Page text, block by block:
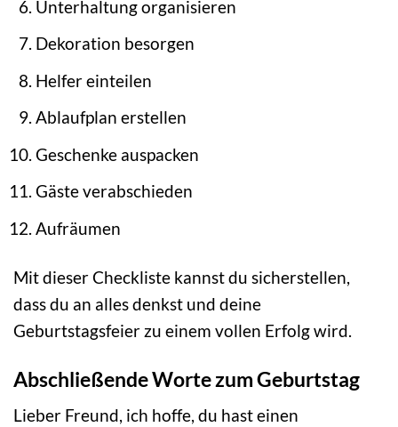
Unterhaltung organisieren
Dekoration besorgen
Helfer einteilen
Ablaufplan erstellen
Geschenke auspacken
Gäste verabschieden
Aufräumen
Mit dieser Checkliste kannst du sicherstellen,
dass du an alles denkst und deine
Geburtstagsfeier zu einem vollen Erfolg wird.
Abschließende Worte zum Geburtstag
Lieber Freund, ich hoffe, du hast einen